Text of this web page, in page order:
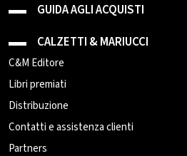
GUIDA AGLI ACQUISTI
CALZETTI & MARIUCCI
C&M Editore
Libri premiati
Distribuzione
Contatti e assistenza clienti
Partners